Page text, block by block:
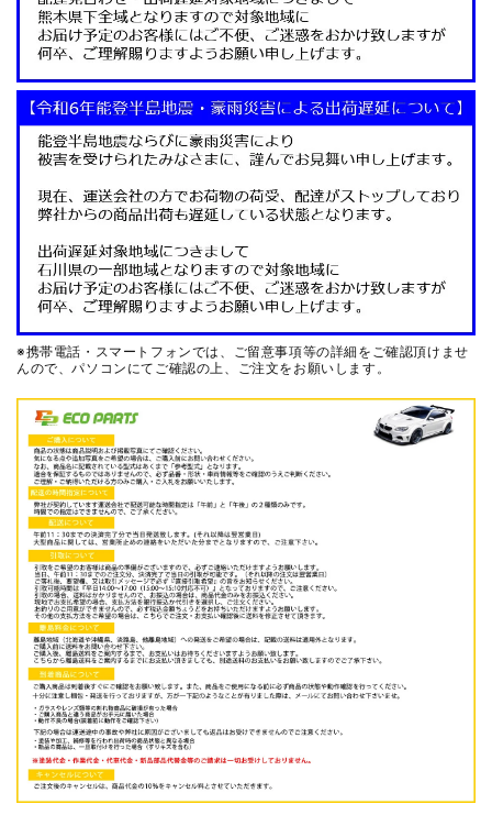
※携帯電話・スマートフォンでは、ご留意事項等の詳細をご確認頂けませ
んので、パソコンにてご確認の上、ご注文をお願いします。